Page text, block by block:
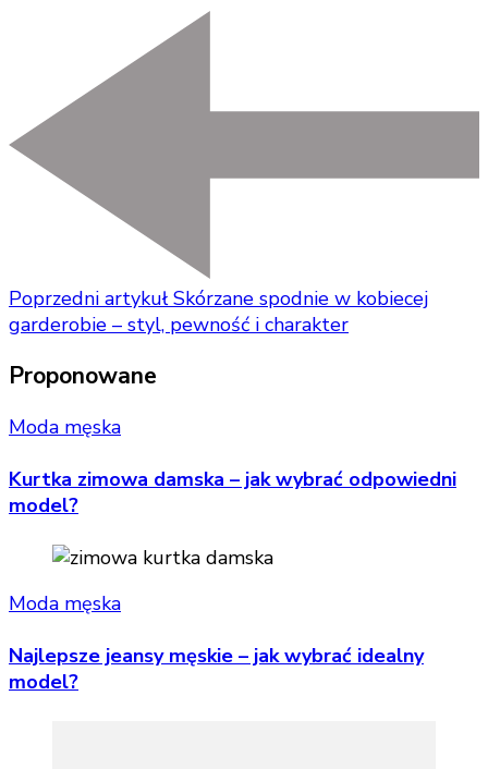
Poprzedni artykuł Skórzane spodnie w kobiecej
garderobie – styl, pewność i charakter
Proponowane
Moda męska
Kurtka zimowa damska – jak wybrać odpowiedni
model?
Moda męska
Najlepsze jeansy męskie – jak wybrać idealny
model?